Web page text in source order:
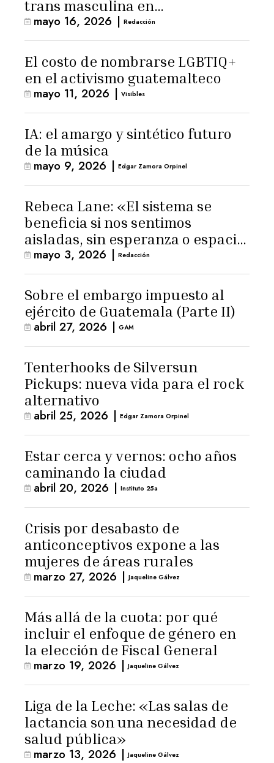
trans masculina en
Latinoamérica
mayo 16, 2026 | Redacción
El costo de nombrarse LGBTIQ+
en el activismo guatemalteco
mayo 11, 2026 | Visibles
IA: el amargo y sintético futuro
de la música
mayo 9, 2026 | Edgar Zamora Orpinel
Rebeca Lane: «El sistema se
beneficia si nos sentimos
aisladas, sin esperanza o espacio
para la ternura»
mayo 3, 2026 | Redacción
Sobre el embargo impuesto al
ejército de Guatemala (Parte II)
abril 27, 2026 | GAM
Tenterhooks de Silversun
Pickups: nueva vida para el rock
alternativo
abril 25, 2026 | Edgar Zamora Orpinel
Estar cerca y vernos: ocho años
caminando la ciudad
abril 20, 2026 | Instituto 25a
Crisis por desabasto de
anticonceptivos expone a las
mujeres de áreas rurales
marzo 27, 2026 | Jaqueline Gálvez
Más allá de la cuota: por qué
incluir el enfoque de género en
la elección de Fiscal General
marzo 19, 2026 | Jaqueline Gálvez
Liga de la Leche: «Las salas de
lactancia son una necesidad de
salud pública»
marzo 13, 2026 | Jaqueline Gálvez